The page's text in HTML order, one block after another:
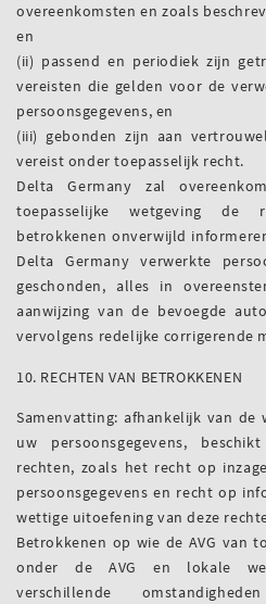
overeenkomsten en zoals
en
(ii) passend en periodiek zijn
vereisten die gelden voor de
persoonsgegevens, en
(iii) gebonden zijn aan
vereist onder toepasselijk recht.
Delta Germany zal
toepasselijke wetgeving de
betrokkenen onverwijld
Delta Germany verwerkte
geschonden, alles in
aanwijzing van de bevoegde
vervolgens redelijke corrigerende
10. RECHTEN VAN BETROKKENEN
Samenvatting: afhankelijk van de
uw persoonsgegevens,
rechten, zoals het recht op
persoonsgegevens en recht op
wettige uitoefening van deze
Betrokkenen op wie de AVG van
onder de AVG en lokale
verschillende